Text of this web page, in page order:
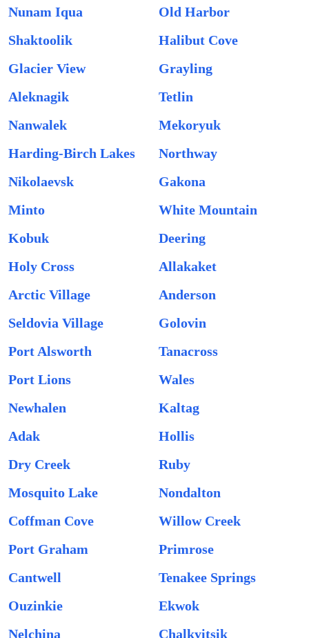
Nunam Iqua
Old Harbor
Shaktoolik
Halibut Cove
Glacier View
Grayling
Aleknagik
Tetlin
Nanwalek
Mekoryuk
Harding-Birch Lakes
Northway
Nikolaevsk
Gakona
Minto
White Mountain
Kobuk
Deering
Holy Cross
Allakaket
Arctic Village
Anderson
Seldovia Village
Golovin
Port Alsworth
Tanacross
Port Lions
Wales
Newhalen
Kaltag
Adak
Hollis
Dry Creek
Ruby
Mosquito Lake
Nondalton
Coffman Cove
Willow Creek
Port Graham
Primrose
Cantwell
Tenakee Springs
Ouzinkie
Ekwok
Nelchina
Chalkyitsik